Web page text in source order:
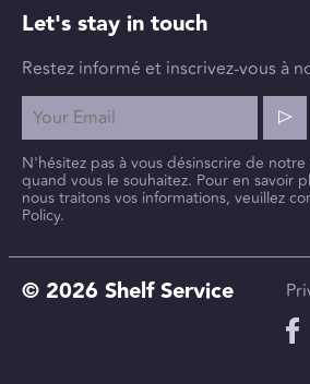
Let's stay in touch
Restez informé et inscrivez-vous à
N'hésitez pas à vous désinscrire de
quand vous le souhaitez. Pour en savoir
nous traitons vos informations, veuillez
Policy.
© 2026 Shelf Service